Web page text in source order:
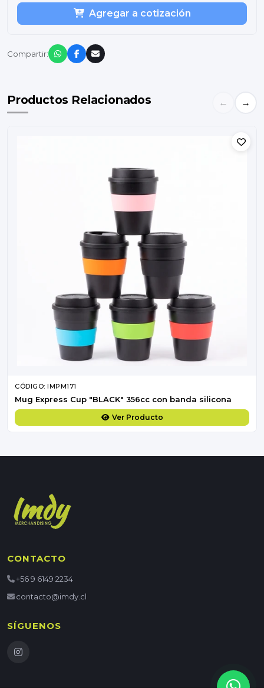
Agregar a cotización
Compartir:
Productos Relacionados ← →
CÓDIGO: IMPM171
Mug Express Cup "BLACK" 356cc con banda silicona
Ver Producto
CONTACTO
+56 9 6149 2234
contacto@imdy.cl
SÍGUENOS